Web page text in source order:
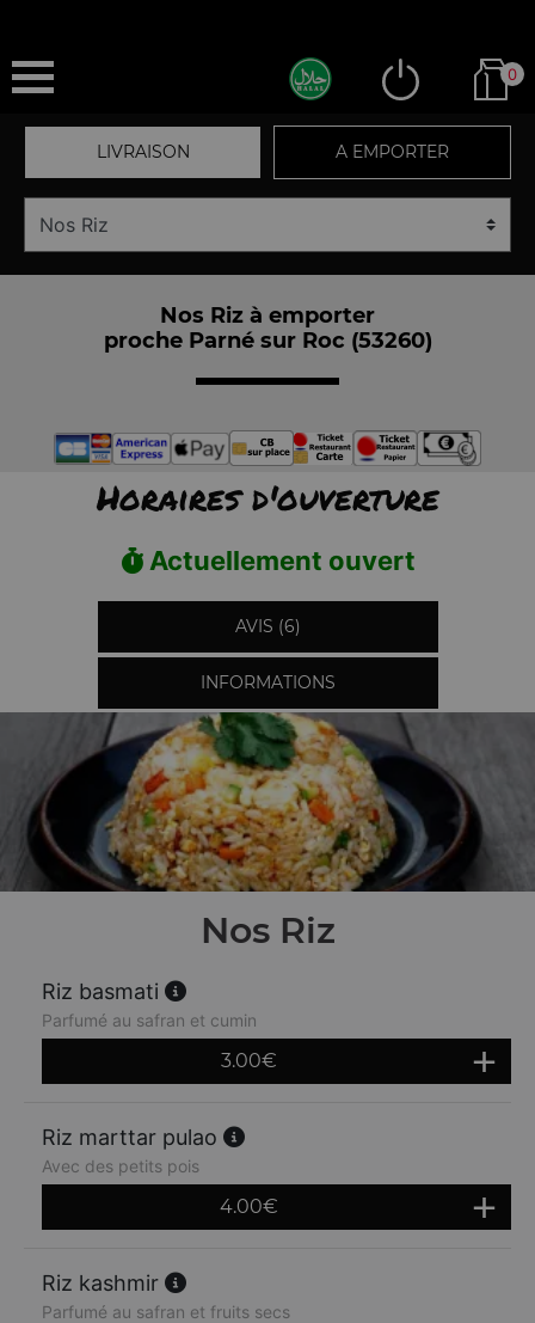
0
LIVRAISON A EMPORTER
Nos Riz à emporter
proche Parné sur Roc (53260)
Horaires d'ouverture
Actuellement ouvert
AVIS (6)
INFORMATIONS
Nos Riz
Riz basmati
Parfumé au safran et cumin
3.00€
Riz marttar pulao
Avec des petits pois
4.00€
Riz kashmir
Parfumé au safran et fruits secs